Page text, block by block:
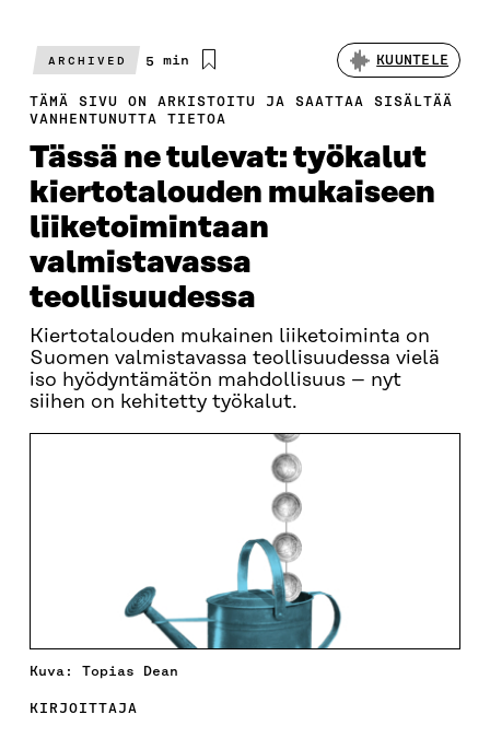
ARCHIVED
Arvioitu
5 min KUUNTELE
TÄMÄ SIVU ON ARKISTOITU JA SAATTAA SISÄLTÄÄ
VANHENTUNUTTA TIETOA
Tässä ne tulevat: työkalut
kiertotalouden mukaiseen
liiketoimintaan
valmistavassa
teollisuudessa
Kiertotalouden mukainen liiketoiminta on
Suomen valmistavassa teollisuudessa vielä
iso hyödyntämätön mahdollisuus – nyt
siihen on kehitetty työkalut.
Kuva: Topias Dean
KIRJOITTAJA